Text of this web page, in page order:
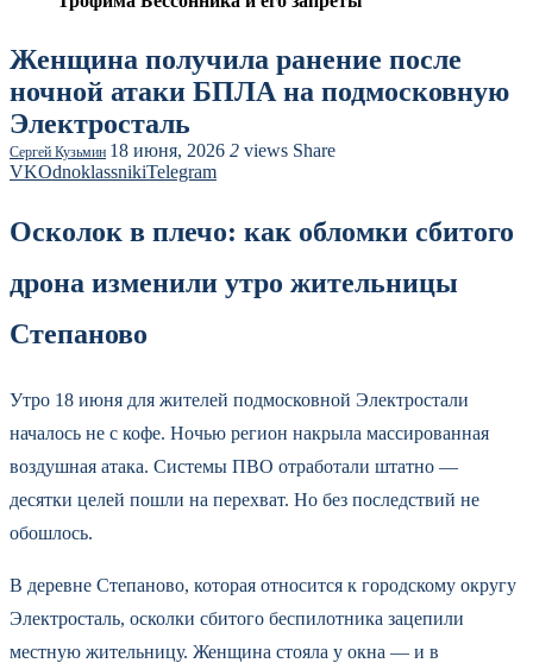
Женщина получила ранение после
ночной атаки БПЛА на подмосковную
Электросталь
Сергей Кузьмин 18 июня, 2026 2 views Share
VKOdnoklassnikiTelegram
Осколок в плечо: как обломки сбитого
дрона изменили утро жительницы
Степаново
Утро 18 июня для жителей подмосковной Электростали
началось не с кофе. Ночью регион накрыла массированная
воздушная атака. Системы ПВО отработали штатно —
десятки целей пошли на перехват. Но без последствий не
обошлось.
В деревне Степаново, которая относится к городскому округу
Электросталь, осколки сбитого беспилотника зацепили
местную жительницу. Женщина стояла у окна — и в